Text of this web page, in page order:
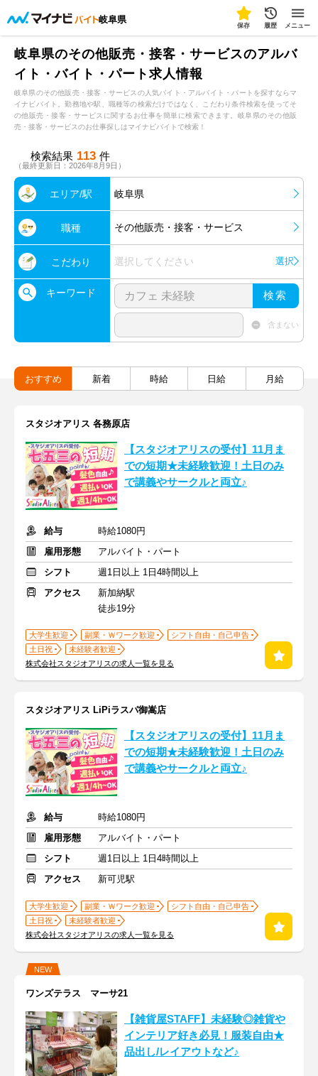
岐阜県
保存 履歴 メニュー
岐阜県のその他販売・接客・サービスのアルバ
イト・バイト・パート求人情報
岐阜県のその他販売・接客・サービスの人気バイト・アルバイト・パートを探すならマ
イナビバイト。勤務地や駅、職種等の検索だけではなく、こだわり条件検索を使ってそ
の他販売・接客・サービスに関するお仕事を簡単に検索できます。岐阜県のその他販
売・接客・サービスのお仕事探しはマイナビバイトで検索！
検索結果 113 件
（最終更新日：2026年8月9日）
エリア/駅 岐阜県
職種 その他販売・接客・サービス
こだわり 選択してください 選択
キーワード 検索
含まない
おすすめ 新着 時給 日給 月給
スタジオアリス 各務原店
【スタジオアリスの受付】11月ま
での短期★未経験歓迎！土日のみ
で講義やサークルと両立♪
給与
時給1080円
雇用形態
アルバイト・パート
シフト
週1日以上 1日4時間以上
アクセス
新加納駅
徒歩19分
大学生歓迎 副業・Ｗワーク歓迎
シフト自由・自己申告
土日祝
未経験者歓迎
株式会社スタジオアリスの求人一覧を見る
スタジオアリス LiPiラスパ御嵩店
【スタジオアリスの受付】11月ま
での短期★未経験歓迎！土日のみ
で講義やサークルと両立♪
給与
時給1080円
雇用形態
アルバイト・パート
シフト
週1日以上 1日4時間以上
アクセス
新可児駅
大学生歓迎 副業・Ｗワーク歓迎
シフト自由・自己申告
土日祝
未経験者歓迎
株式会社スタジオアリスの求人一覧を見る
NEW
ワンズテラス マーサ21
【雑貨屋STAFF】未経験◎雑貨や
インテリア好き必見！服装自由★
品出し/レイアウトなど♪